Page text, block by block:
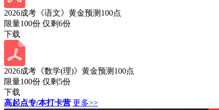
2026成考《语文》黄金预测100点
限量100份 仅剩6份
下载
2026成考《数学(理)》黄金预测100点
限量100份 仅剩 5份
下载
高起点专/本打卡营 更多>>